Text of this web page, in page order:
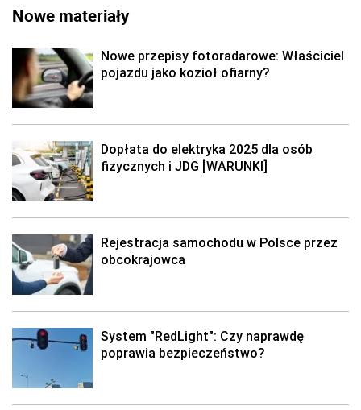
Nowe materiały
Nowe przepisy fotoradarowe: Właściciel
pojazdu jako kozioł ofiarny?
Dopłata do elektryka 2025 dla osób
fizycznych i JDG [WARUNKI]
Rejestracja samochodu w Polsce przez
obcokrajowca
System "RedLight": Czy naprawdę
poprawia bezpieczeństwo?